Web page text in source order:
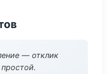
— отклик